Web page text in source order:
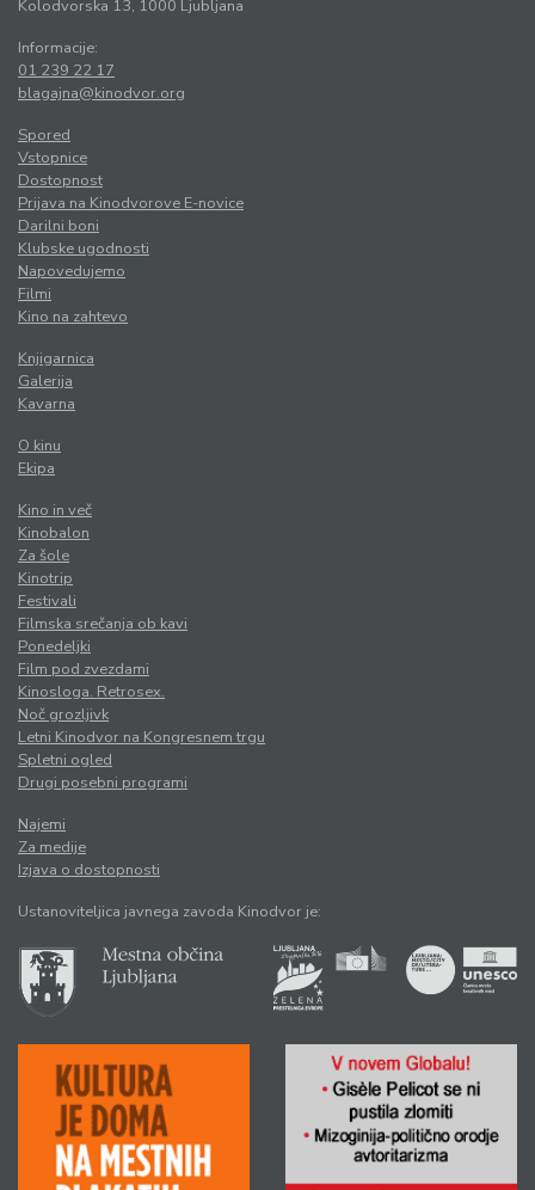
Kolodvorska 13, 1000 Ljubljana
Informacije:
01 239 22 17
blagajna@kinodvor.org
Spored
Vstopnice
Dostopnost
Prijava na Kinodvorove E-novice
Darilni boni
Klubske ugodnosti
Napovedujemo
Filmi
Kino na zahtevo
Knjigarnica
Galerija
Kavarna
O kinu
Ekipa
Kino in več
Kinobalon
Za šole
Kinotrip
Festivali
Filmska srečanja ob kavi
Ponedeljki
Film pod zvezdami
Kinosloga. Retrosex.
Noč grozljivk
Letni Kinodvor na Kongresnem trgu
Spletni ogled
Drugi posebni programi
Najemi
Za medije
Izjava o dostopnosti
Ustanoviteljica javnega zavoda Kinodvor je: